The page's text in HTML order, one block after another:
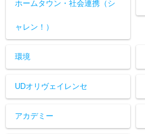
ホームタウン・社会連携（シ
ャレン！）
環境
UDオリヴェイレンセ
アカデミー